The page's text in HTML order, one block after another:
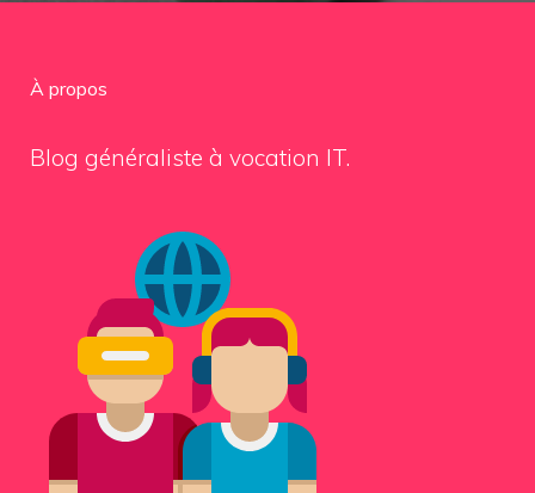
À propos
Blog généraliste à vocation IT.